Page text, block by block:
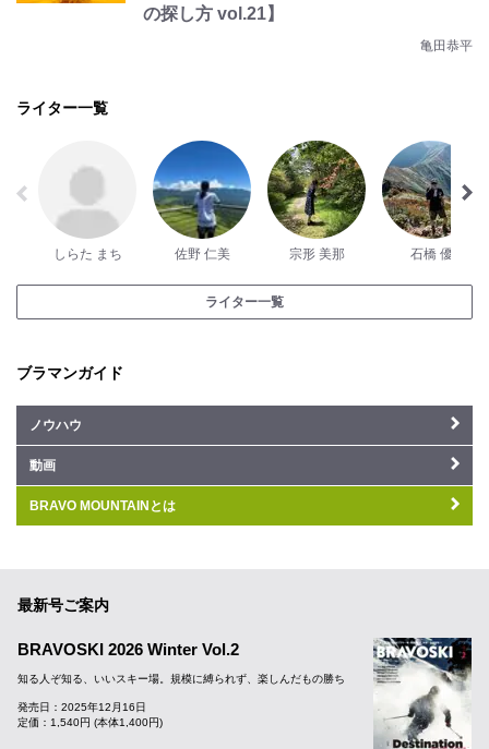
の探し方 vol.21】
亀田恭平
ライター一覧
しらた まち 佐野 仁美 宗形 美那 石橋 優
ライター一覧
ブラマンガイド
ノウハウ
動画
BRAVO MOUNTAINとは
最新号ご案内
BRAVOSKI 2026 Winter Vol.2
知る人ぞ知る、いいスキー場。規模に縛られず、楽しんだもの勝ち
発売日：2025年12月16日
定価：1,540円 (本体1,400円)